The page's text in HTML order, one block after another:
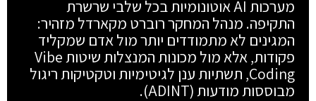
מערכות AI אוטונומיות בכל שלבי שרשרת
התקיפה. מנהל המחקר רוברט מקארדל מזהיר:
המגינים לא מתמודדים יותר מול אדם שמקליד
פקודות, אלא מול מכונות המנצלות שיטות Vibe
Coding, תשתיות ענן לגיטימיות וטקטיקות ריגול
מבוססות מודעות (ADINT).